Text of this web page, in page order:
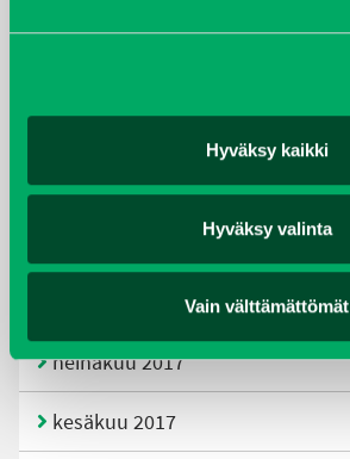
Hyväksy kaikki
Hyväksy valinta
Vain välttämättömät
helmikuu 2019
elokuu 2018
heinäkuu 2017
kesäkuu 2017